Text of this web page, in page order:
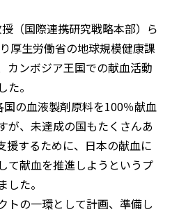
（国際連携研究戦略本部）ら
厚生労働省の地球規模健康課
カンボジア王国での献血活動
。
の血液製剤原料を100％献血
が、未達成の国もたくさんあ
援するために、日本の献血に
て献血を推進しようというプ
た。
トの一環として計画、準備し